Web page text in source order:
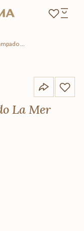
La
La Mer